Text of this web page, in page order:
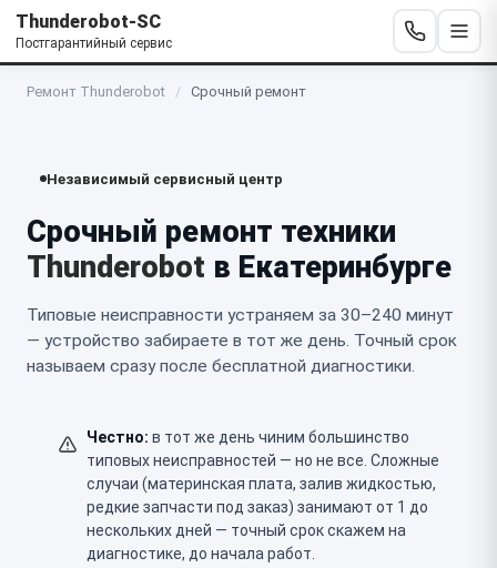
Thunderobot-SC
Постгарантийный сервис
Ремонт Thunderobot / Срочный ремонт
Независимый сервисный центр
Срочный ремонт техники
Thunderobot в Екатеринбурге
Типовые неисправности устраняем за 30–240 минут
— устройство забираете в тот же день. Точный срок
называем сразу после бесплатной диагностики.
Честно: в тот же день чиним большинство
типовых неисправностей — но не все. Сложные
случаи (материнская плата, залив жидкостью,
редкие запчасти под заказ) занимают от 1 до
нескольких дней — точный срок скажем на
диагностике, до начала работ.